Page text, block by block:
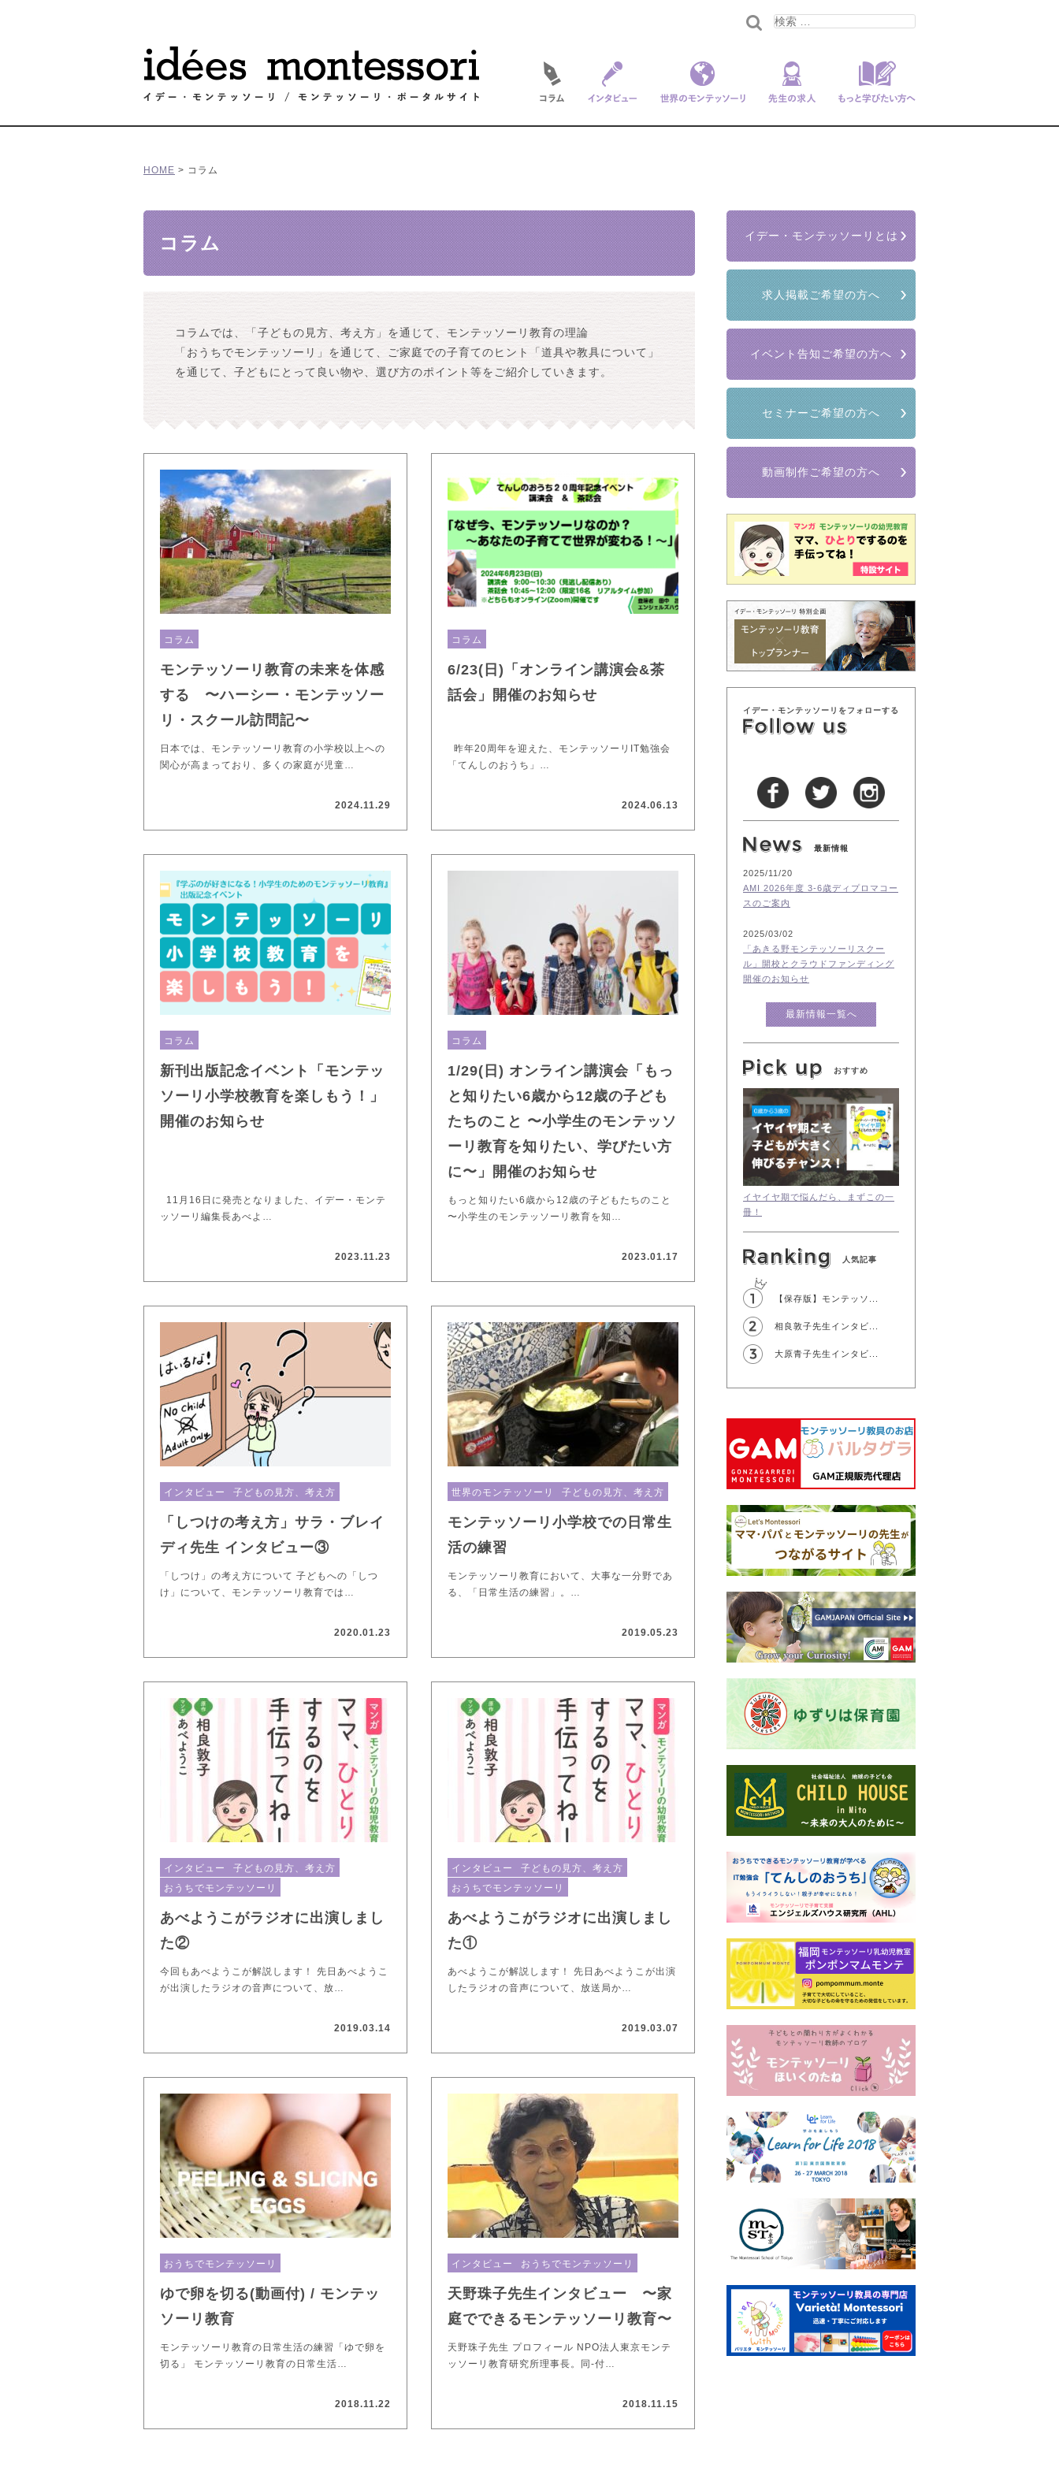
HOME > コラム
コラム
コラムでは、「子どもの見方、考え方」を通じて、モンテッソーリ教育の理論
「おうちでモンテッソーリ」を通じて、ご家庭での子育てのヒント「道具や教具について」
を通じて、子どもにとって良い物や、選び方のポイント等をご紹介していきます。
コラム
モンテッソーリ教育の未来を体感
する 〜ハーシー・モンテッソー
リ・スクール訪問記〜
日本では、モンテッソーリ教育の小学校以上への
関心が高まっており、多くの家庭が児童…
2024.11.29
コラム
6/23(日)「オンライン講演会&茶
話会」開催のお知らせ
昨年20周年を迎えた、モンテッソーリIT勉強会
「てんしのおうち」…
2024.06.13
コラム
新刊出版記念イベント「モンテッ
ソーリ小学校教育を楽しもう！」
開催のお知らせ
11月16日に発売となりました、イデー・モンテ
ッソーリ編集長あべよ…
2023.11.23
コラム
1/29(日) オンライン講演会「もっ
と知りたい6歳から12歳の子ども
たちのこと 〜小学生のモンテッソ
ーリ教育を知りたい、学びたい方
に〜」開催のお知らせ
もっと知りたい6歳から12歳の子どもたちのこと
〜小学生のモンテッソーリ教育を知…
2023.01.17
インタビュー 子どもの見方、考え方
「しつけの考え方」サラ・ブレイ
ディ先生 インタビュー③
「しつけ」の考え方について 子どもへの「しつ
け」について、モンテッソーリ教育では…
2020.01.23
世界のモンテッソーリ 子どもの見方、考え方
モンテッソーリ小学校での日常生
活の練習
モンテッソーリ教育において、大事な一分野であ
る、「日常生活の練習」。…
2019.05.23
インタビュー
子どもの見方、考え方
おうちでモンテッソーリ
あべようこがラジオに出演しまし
た②
今回もあべようこが解説します！ 先日あべようこ
が出演したラジオの音声について、放…
2019.03.14
インタビュー
子どもの見方、考え方
おうちでモンテッソーリ
あべようこがラジオに出演しまし
た①
あべようこが解説します！ 先日あべようこが出演
したラジオの音声について、放送局か…
2019.03.07
おうちでモンテッソーリ
ゆで卵を切る(動画付) / モンテッ
ソーリ教育
モンテッソーリ教育の日常生活の練習「ゆで卵を
切る」 モンテッソーリ教育の日常生活…
2018.11.22
インタビュー おうちでモンテッソーリ
天野珠子先生インタビュー 〜家
庭でできるモンテッソーリ教育〜
天野珠子先生 プロフィール NPO法人東京モンテ
ッソーリ教育研究所理事長。同-付…
2018.11.15
イデー・モンテッソーリとは
求人掲載ご希望の方へ
イベント告知ご希望の方へ
セミナーご希望の方へ
動画制作ご希望の方へ
イデー・モンテッソーリをフォローする
最新情報
2025/11/20
AMI 2026年度 3-6歳ディプロマコー
スのご案内
2025/03/02
「あきる野モンテッソーリスクー
ル」開校とクラウドファンディング
開催のお知らせ
最新情報一覧へ
おすすめ
イヤイヤ期で悩んだら、まずこの一
冊！
人気記事
【保存版】モンテッソ...
相良敦子先生インタビ...
大原青子先生インタビ...